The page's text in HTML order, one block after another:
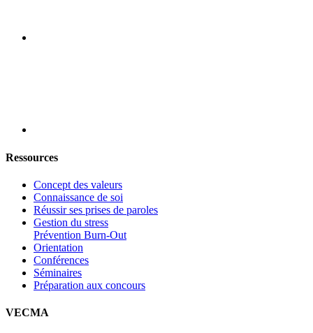
Ressources
Concept des valeurs
Connaissance de soi
Réussir ses prises de paroles
Gestion du stress
Prévention Burn-Out
Orientation
Conférences
Séminaires
Préparation aux concours
VECMA